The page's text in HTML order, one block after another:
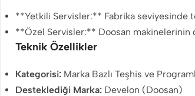
**Yetkili Servisler:** Fabrika seviyesinde
**Özel Servisler:** Doosan makinelerinin
Teknik Özellikler
Kategorisi: Marka Bazlı Teşhis ve
Desteklediği Marka: Develon (Doosan)